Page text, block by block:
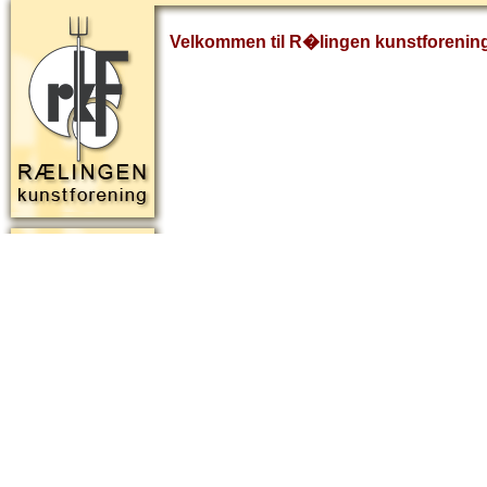
Velkommen til R�lingen